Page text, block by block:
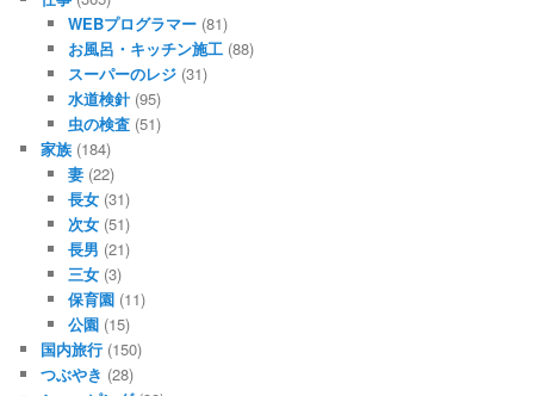
WEBプログラマー(81)
お風呂・キッチン施工(88)
スーパーのレジ(31)
水道検針(95)
虫の検査(51)
家族 (184)
妻(22)
長女(31)
次女(51)
長男 (21)
三女(3)
保育園(11)
公園(15)
国内旅行 (150)
つぶやき (28)